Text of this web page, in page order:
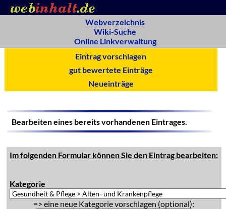
Webverzeichnis
Wiki-Suche
Online Linkverwaltung
Eintrag vorschlagen
gut bewertete Einträge
Neueinträge
Bearbeiten eines bereits vorhandenen Eintrages.
Im folgenden Formular können Sie den Eintrag bearbeiten:
Kategorie
=> eine neue Kategorie vorschlagen (optional):